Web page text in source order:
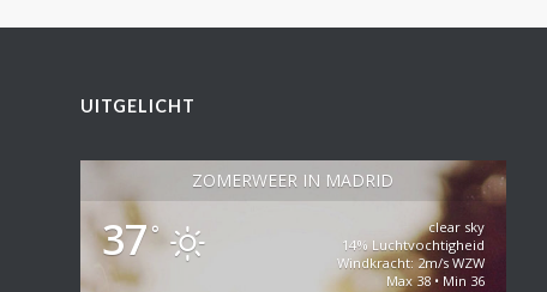
UITGELICHT
ZOMERWEER IN MADRID
37°
clear sky
14% Luchtvochtigheid
Windkracht: 2m/s WZW
Max 38 • Min 36